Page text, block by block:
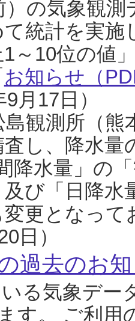
）の気象観
統計を実
～10位の値
お知らせ（
月17日）
観測所（熊
し、降水
降水量」の
及び「日降
更となっ
日）
過去のお
る気象デー
す。 ご利用